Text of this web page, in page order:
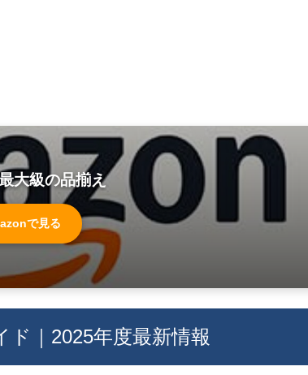
大級の品揃え
で見る
｜2025年度最新情報